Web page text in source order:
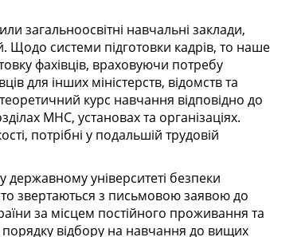
загальноосвітні навчальні заклади,
Щодо системи підготовки кадрів, то наше
фахівців, враховуючи потребу
для інших міністерств, відомств та
курс навчання відповідно до
МНС, установах та організаціях.
потрібні у подальшій трудовій
університеті безпеки
звертаються з письмовою заявою до
за місцем постійного проживання та
відбору на навчання до вищих